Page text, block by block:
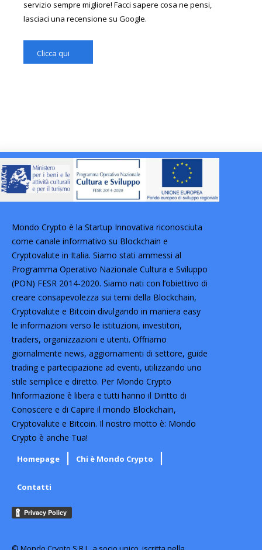
servizio sempre migliore! Facci sapere cosa ne pensi,
lasciaci una recensione su Google.
Clicca qui
Mondo Crypto è la Startup Innovativa riconosciuta
come canale informativo su Blockchain e
Cryptovalute in Italia. Siamo stati ammessi al
Programma Operativo Nazionale Cultura e Sviluppo
(PON) FESR 2014-2020. Siamo nati con l’obiettivo di
creare consapevolezza sui temi della Blockchain,
Cryptovalute e Bitcoin divulgando in maniera easy
le informazioni verso le istituzioni, investitori,
traders, organizzazioni e utenti. Offriamo
giornalmente news, aggiornamenti di settore, guide
trading e partecipazione ad eventi, utilizzando uno
stile semplice e diretto. Per Mondo Crypto
l’informazione è libera e tutti hanno il Diritto di
Conoscere e di Capire il mondo Blockchain,
Cryptovalute e Bitcoin. Il nostro motto è: Mondo
Crypto è anche Tua!
Homepage Chi è Mondo Crypto
Contatti